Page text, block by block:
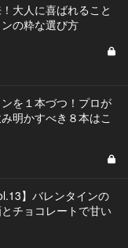
大人に喜ばれること
の粋な選び方
を１本づつ！プロが
明かすべき８本はこ
】バレンタインの
チョコレートで甘い